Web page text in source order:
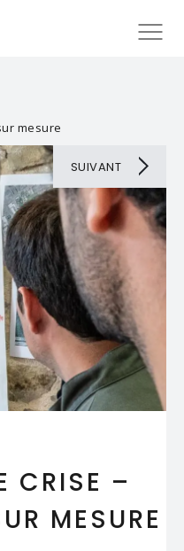
mesure
SUIVANT
CRISE –
MESURE